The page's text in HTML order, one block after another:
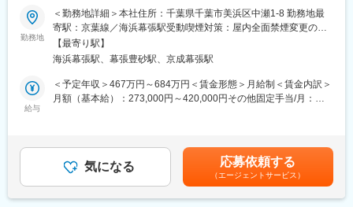
別休暇が付与されます。事務所で経験を積みながら勉強の時間も
確保できる環境があります。
◇大税理士法人出身の経験豊富な税理士が所属しており、成長に
向けた的確なアドバイスのもと、業務を行うことが可能です。
■当社について：
当社は「中堅・中小・ベンチャー企業の成長支援を通して、日本
総合コンサルティングファームならではの特徴として、「相続・
事業承継・税務顧問・医業支援・未来会計・財務コンサルティン
グ」など様々な分野でのキャリア形成が可能です。
■業務内容：【変更の範囲：会社の定める業務】
電子部品や精密部品などを開発、製造、販売する当社の本社法務
部門として
以下の業務があり、ご経験・適性に応じてご担当することができ
ます。
以下の業務があり、ご経験・適性に応じてご担当することができ
ます。
※ご経験に合わせてお任せする業務は検討させていただきます。
勤務地
＜勤務地詳細＞本社住所：千葉県千葉市美浜区中瀬1-8 勤務地最
寄駅：京葉線／海浜幕張駅受動喫煙対策：屋内全面禁煙変更の範
囲：本文参照
【最寄り駅】
海浜幕張駅、幕張豊砂駅、京成幕張駅
給与
＜予定年収＞467万円～684万円＜賃金形態＞月給制＜賃金内訳＞
月額（基本給）：273,000円～420,000円その他固定手当/月：
末）■その他固定手当：福利厚生手当賃金はあくまでも目安の金額
であり、選考を通じて上下する可能性があります。月給(月額)は固
定手当を含めた表記です。
気になる 応募依頼する
（エージェントサービス）